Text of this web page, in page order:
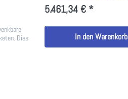
Dies
5.461,34 € *
In den Warenkorb